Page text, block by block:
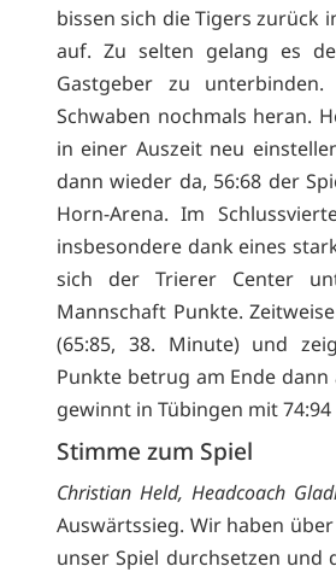
bissen sich die Tigers zurück
auf. Zu selten gelang es
Gastgeber zu
Schwaben nochmals heran.
in einer Auszeit neu
dann wieder da, 56:68 der
Horn-Arena. Im
insbesondere dank eines
sich der Trierer Center
Mannschaft Punkte.
(65:85, 38. Minute) und
Punkte betrug am Ende
gewinnt in Tübingen mit 74:94
Stimme zum Spiel
Christian Held, Headcoach
Auswärtssieg. Wir haben
unser Spiel durchsetzen und